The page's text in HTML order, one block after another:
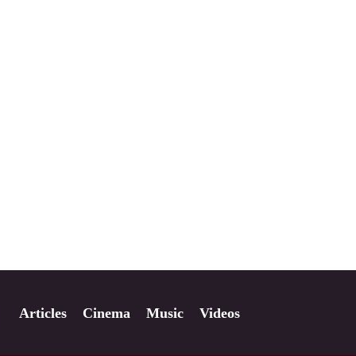
Articles Cinema Music Videos